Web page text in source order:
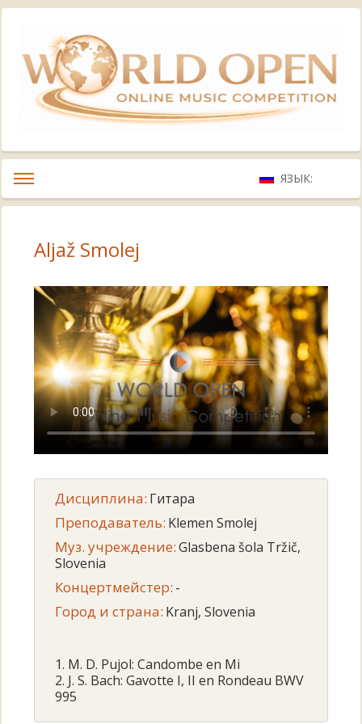
ЯЗЫК:
Aljaž Smolej
Дисциплина: Гитара
Преподаватель: Klemen Smolej
Муз. учреждение:Glasbena šola Tržič,
Slovenia
Концертмейстер: -
Город и страна: Kranj, Slovenia
1. M. D. Pujol: Candombe en Mi
2. J. S. Bach: Gavotte I, II en Rondeau BWV
995